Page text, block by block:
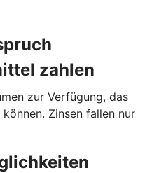
zahlen
zur Verfügung, das
Zinsen fallen nur